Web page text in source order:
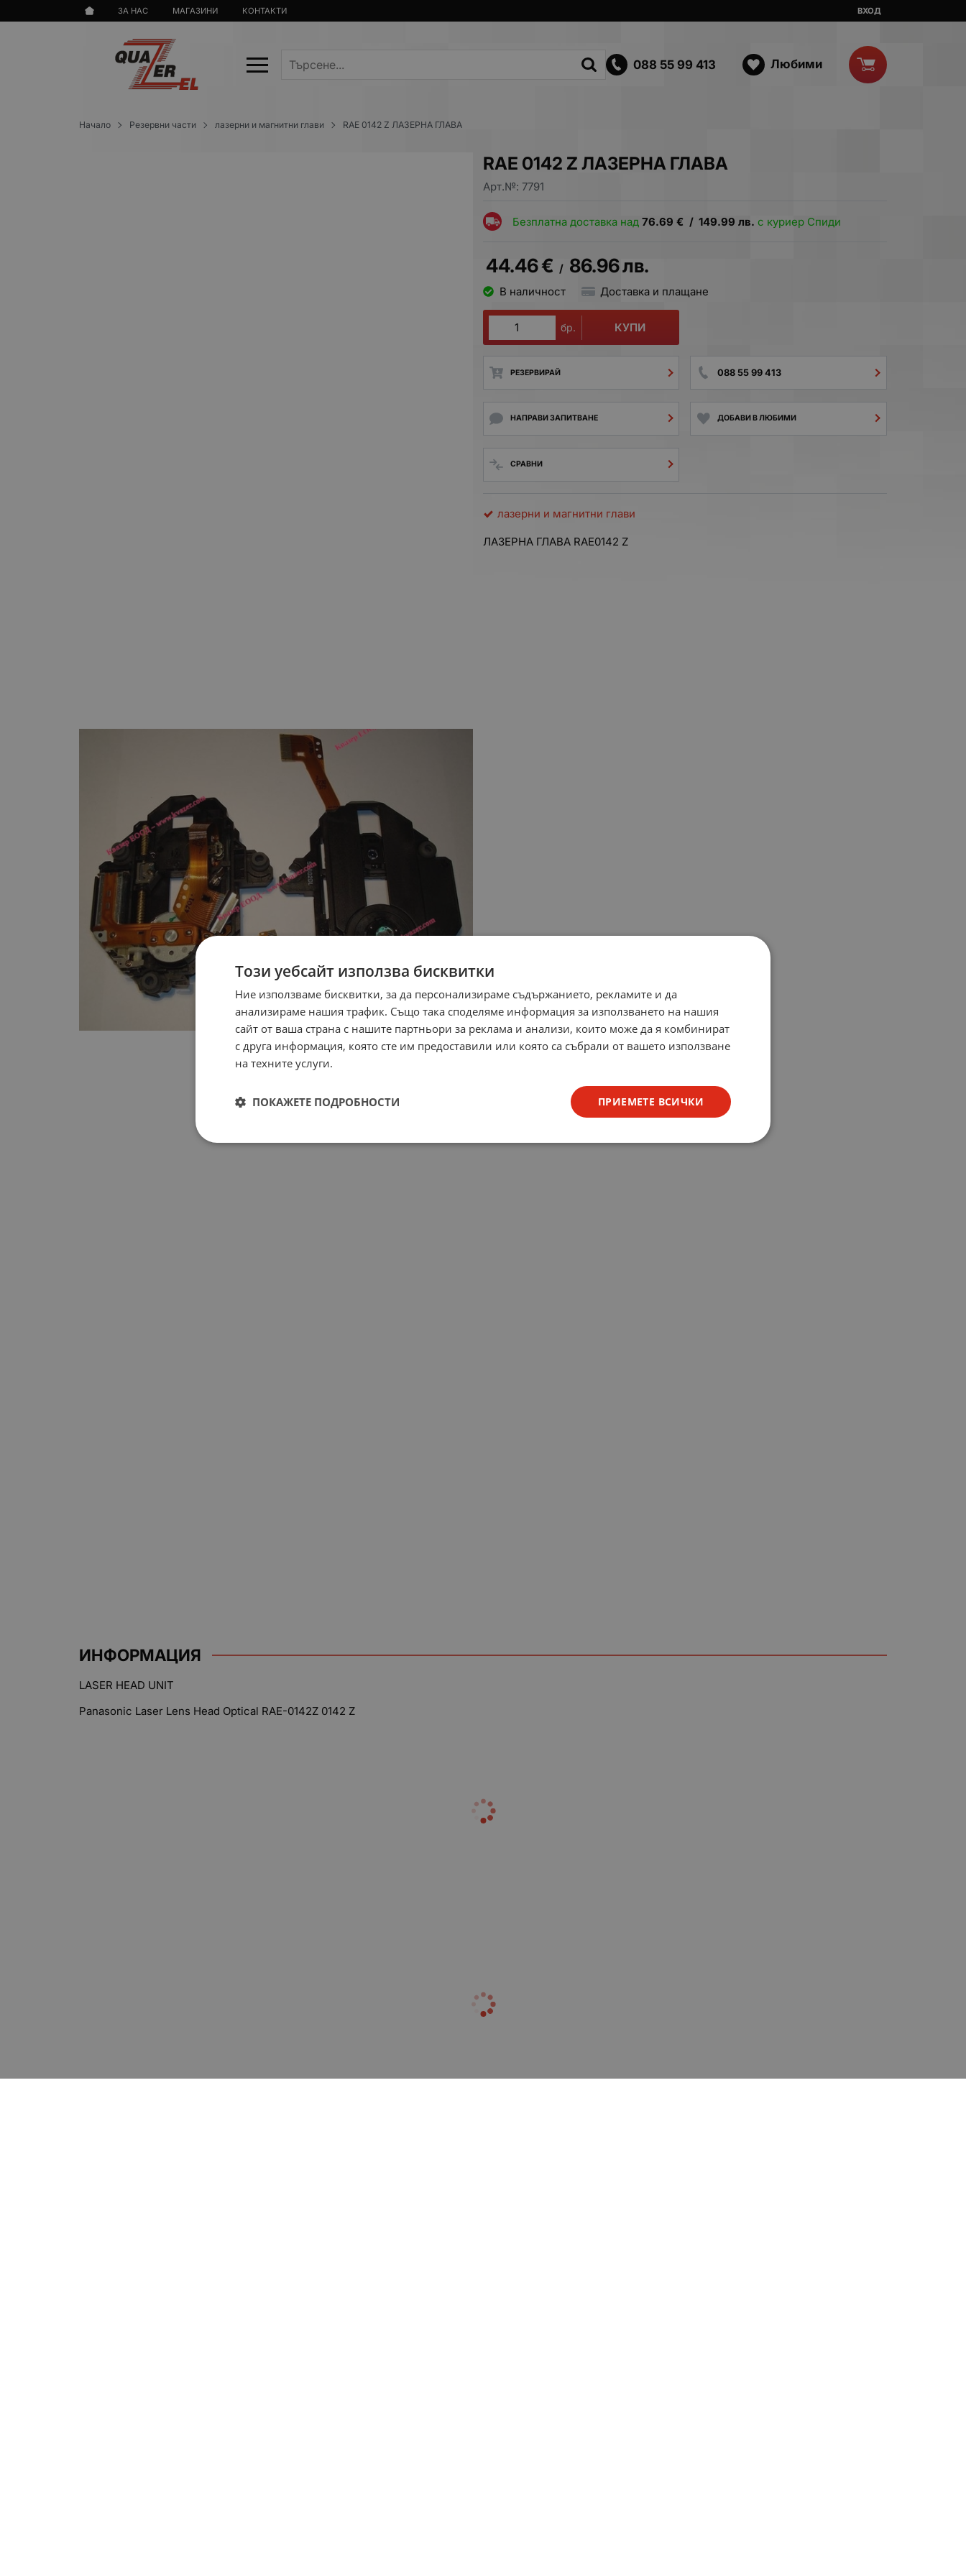
ЗА НАС МАГАЗИНИ КОНТАКТИ ВХОД
088 55 99 413 Любими
Начало Резервни части лазерни и магнитни глави RAE 0142 Z ЛАЗЕРНА ГЛАВА
RAE 0142 Z ЛАЗЕРНА ГЛАВА
Арт.№: 7791
Безплатна доставка над76.69 € / 149.99 лв. с куриер Спиди
44.46€ / 86.96лв.
В наличност Доставка и плащане
бр. КУПИ
РЕЗЕРВИРАЙ 088 55 99 413
НАПРАВИ ЗАПИТВАНЕ ДОБАВИ В ЛЮБИМИ
СРАВНИ
лазерни и магнитни глави
ЛАЗЕРНА ГЛАВА RAE0142 Z
ИНФОРМАЦИЯ
LASER HEAD UNIT
Panasonic Laser Lens Head Optical RAE-0142Z 0142 Z
Този уебсайт използва бисквитки
Ние използваме бисквитки, за да персонализираме съдържанието, рекламите и да
анализираме нашия трафик. Също така споделяме информация за използването на нашия
сайт от ваша страна с нашите партньори за реклама и анализи, които може да я комбинират
с друга информация, която сте им предоставили или която са събрали от вашето използване
на техните услуги.
ПРИЕМЕТЕ ВСИЧКИ
ПОКАЖЕТЕ ПОДРОБНОСТИ